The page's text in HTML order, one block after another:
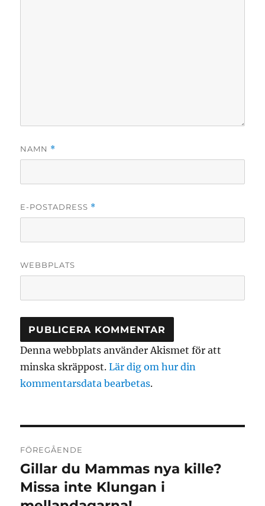
NAMN *
E-POSTADRESS *
WEBBPLATS
Denna webbplats använder Akismet för att
minska skräppost.Lär dig om hur din
kommentarsdata bearbetas.
FÖREGÅENDE
Föregående
inlägg:
Gillar du Mammas nya kille?
Missa inte Klungan i